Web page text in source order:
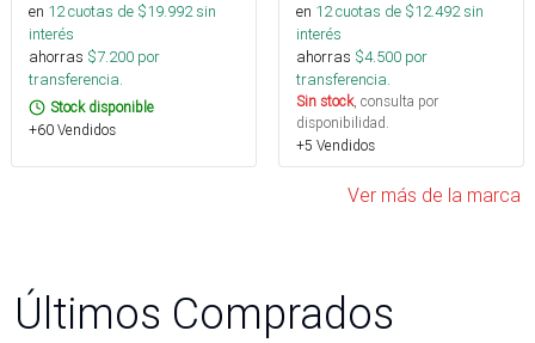
en 12cuotas de $19.992sin
interés
ahorras $7.200 por
transferencia.
Stock disponible
+60 Vendidos
en 12cuotas de $12.492sin
interés
ahorras $4.500 por
transferencia.
Sin stock, consulta por
disponibilidad.
+5 Vendidos
Ver más de la marca
Últimos Comprados